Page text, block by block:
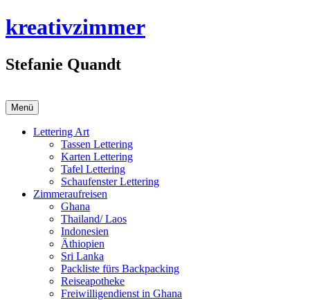
Zum
Inhalt
kreativzimmer
Stefanie Quandt
Menü
Lettering Art
Tassen Lettering
Karten Lettering
Tafel Lettering
Schaufenster Lettering
Zimmeraufreisen
Ghana
Thailand/ Laos
Indonesien
Äthiopien
Sri Lanka
Packliste fürs Backpacking
Reiseapotheke
Freiwilligendienst in Ghana